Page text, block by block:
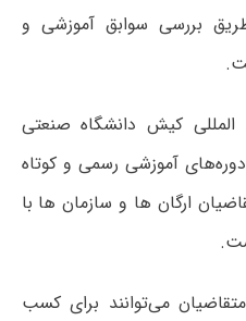
بررسی سوابق آموزشی و
کیش دانشگاه صنعتی
دوره‌های آموزشی رسمی و کوتاه
ارگان ها و سازمان ها با
می‌توانند برای کسب